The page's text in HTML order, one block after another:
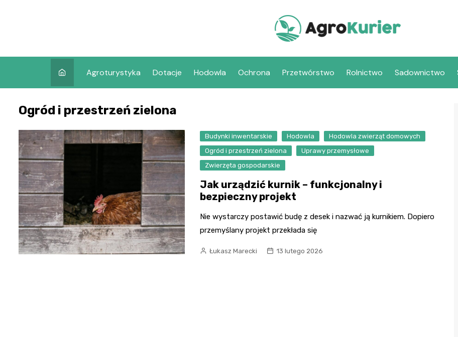
Agroturystyka Dotacje Hodowla Ochrona Przetwórstwo Rolnictwo Sadownictwo
Ogród i przestrzeń zielona
Budynki inwentarskie Hodowla
Hodowla zwierząt domowych
Ogród i przestrzeń zielona
Uprawy przemysłowe
Zwierzęta gospodarskie
Jak urządzić kurnik – funkcjonalny i
bezpieczny projekt
Nie wystarczy postawić budę z desek i nazwać ją kurnikiem. Dopiero
przemyślany projekt przekłada się
Łukasz Marecki 13 lutego 2026